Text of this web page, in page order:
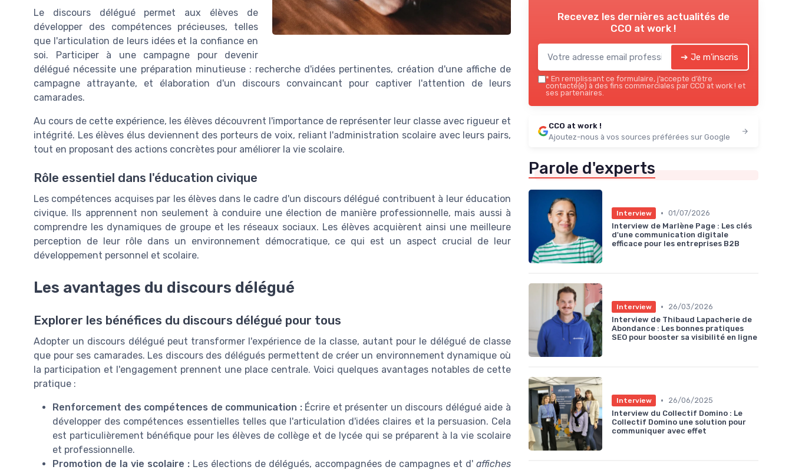
Le discours délégué permet aux élèves de
développer des compétences précieuses, telles
que l'articulation de leurs idées et la confiance en
soi. Participer à une campagne pour devenir
délégué nécessite une préparation minutieuse : recherche d'idées pertinentes, création d'une affiche de
campagne attrayante, et élaboration d'un discours convaincant pour captiver l'attention de leurs
camarades.
Au cours de cette expérience, les élèves découvrent l'importance de représenter leur classe avec rigueur et
intégrité. Les élèves élus deviennent des porteurs de voix, reliant l'administration scolaire avec leurs pairs,
tout en proposant des actions concrètes pour améliorer la vie scolaire.
Rôle essentiel dans l'éducation civique
Les compétences acquises par les élèves dans le cadre d'un discours délégué contribuent à leur éducation
civique. Ils apprennent non seulement à conduire une élection de manière professionnelle, mais aussi à
comprendre les dynamiques de groupe et les réseaux sociaux. Les élèves acquièrent ainsi une meilleure
perception de leur rôle dans un environnement démocratique, ce qui est un aspect crucial de leur
développement personnel et scolaire.
Les avantages du discours délégué
Explorer les bénéfices du discours délégué pour tous
Adopter un discours délégué peut transformer l'expérience de la classe, autant pour le délégué de classe
que pour ses camarades. Les discours des délégués permettent de créer un environnement dynamique où
la participation et l'engagement prennent une place centrale. Voici quelques avantages notables de cette
pratique :
Renforcement des compétences de communication :Écrire et présenter un discours délégué aide à
développer des compétences essentielles telles que l'articulation d'idées claires et la persuasion. Cela
est particulièrement bénéfique pour les élèves de collège et de lycée qui se préparent à la vie scolaire
et professionnelle.
Promotion de la vie scolaire : Les élections de délégués, accompagnées de campagnes et d' affiches
Recevez les dernières actualités de
CCO at work !
➔ Je m'inscris
* En remplissant ce formulaire, j’accepte d’être
contacté(e) à des fins commerciales par CCO at work ! et
ses partenaires.
CCO at work !
Ajoutez-nous à vos sources préférées sur Google
Parole d'experts
Interview • 01/07/2026
Interview de Marlène Page : Les clés
d'une communication digitale
efficace pour les entreprises B2B
Interview •
26/03/2026
Interview de Thibaud Lapacherie de
Abondance : Les bonnes pratiques
SEO pour booster sa visibilité en ligne
Interview •
26/06/2025
Interview du Collectif Domino : Le
Collectif Domino une solution pour
communiquer avec effet